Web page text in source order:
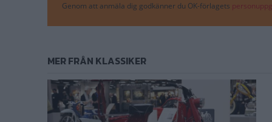
Julle har hittat den
Kanske inte ett jobb
Julle drar igång.
Genom att anmäla dig godkänner du OK-förlagets
MER FRÅN KLASSIKER